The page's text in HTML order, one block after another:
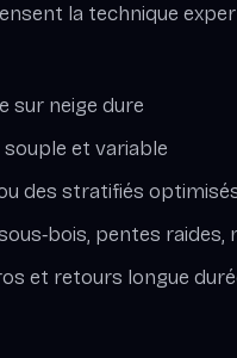
la technique
sur neige dure
et variable
des stratifiés
pentes raides,
et retours longue